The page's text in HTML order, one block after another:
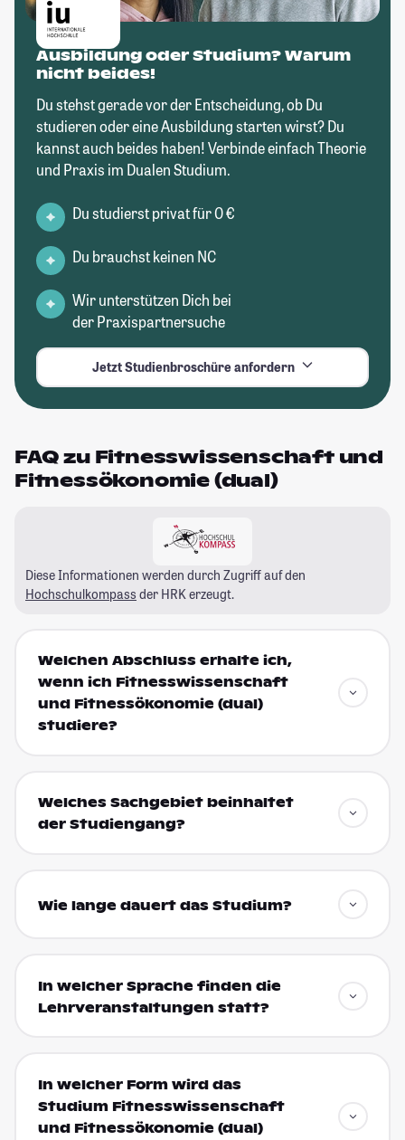
Ausbildung oder Studium? Warum
nicht beides!
Du stehst gerade vor der Entscheidung, ob Du
studieren oder eine Ausbildung starten wirst? Du
kannst auch beides haben! Verbinde einfach Theorie
und Praxis im Dualen Studium.
Du studierst privat für 0 €
Du brauchst keinen NC
Wir unterstützen Dich bei
der Praxispartnersuche
Jetzt Studienbroschüre anfordern
FAQ zu Fitnesswissenschaft und
Fitnessökonomie (dual)
Diese Informationen werden durch Zugriff auf den
Hochschulkompass der HRK erzeugt.
Welchen Abschluss erhalte ich,
wenn ich Fitnesswissenschaft
und Fitnessökonomie (dual)
studiere?
Welches Sachgebiet beinhaltet
der Studiengang?
Wie lange dauert das Studium?
In welcher Sprache finden die
Lehrveranstaltungen statt?
In welcher Form wird das
Studium Fitnesswissenschaft
und Fitnessökonomie (dual)